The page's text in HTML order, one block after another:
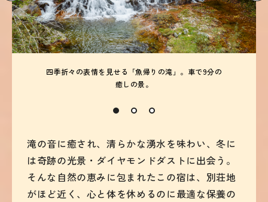
四季折々の表情を見せる「魚帰りの滝」。車で9分の
癒しの景。
滝の音に癒され、清らかな湧水を味わい、冬に
は奇跡の光景・ダイヤモンドダストに出会う。
そんな自然の恵みに包まれたこの宿は、別荘地
がほど近く、心と体を休めるのに最適な保養の